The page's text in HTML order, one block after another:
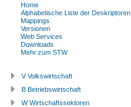
Home
Alphabetische Liste der Deskriptoren
Mappings
Versionen
Web Services
Downloads
Mehr zum STW
V Volkswirtschaft
B Betriebswirtschaft
W Wirtschaftssektoren